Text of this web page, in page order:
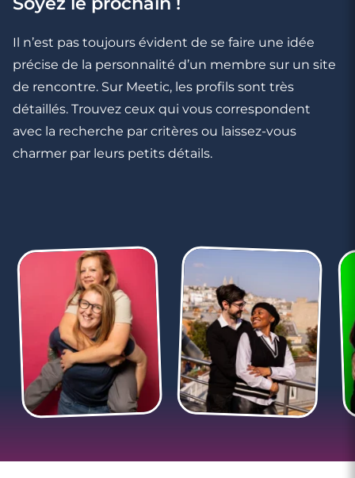
Rencontre à Audenge
4 minutes
Rencontre à Libourne
Il n’est pas toujours évident de se faire une idée
précise de la personnalité d’un membre sur un site
de rencontre. Sur Meetic, les profils sont très
détaillés. Trouvez ceux qui vous correspondent
avec la recherche par critères ou laissez-vous
charmer par leurs petits détails.